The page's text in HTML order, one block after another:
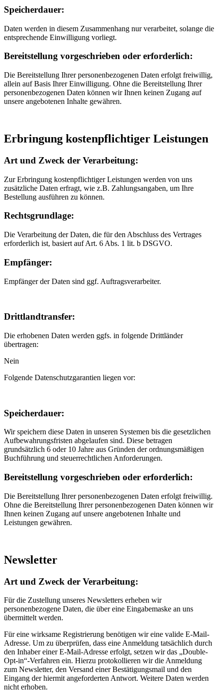
Speicherdauer:
Daten werden in diesem Zusammenhang nur verarbeitet, solange die
entsprechende Einwilligung vorliegt.
Bereitstellung vorgeschrieben oder erforderlich:
Die Bereitstellung Ihrer personenbezogenen Daten erfolgt freiwillig,
allein auf Basis Ihrer Einwilligung. Ohne die Bereitstellung Ihrer
personenbezogenen Daten können wir Ihnen keinen Zugang auf
unsere angebotenen Inhalte gewähren.
Erbringung kostenpflichtiger Leistungen
Art und Zweck der Verarbeitung:
Zur Erbringung kostenpflichtiger Leistungen werden von uns
zusätzliche Daten erfragt, wie z.B. Zahlungsangaben, um Ihre
Bestellung ausführen zu können.
Rechtsgrundlage:
Die Verarbeitung der Daten, die für den Abschluss des Vertrages
erforderlich ist, basiert auf Art. 6 Abs. 1 lit. b DSGVO.
Empfänger:
Empfänger der Daten sind ggf. Auftragsverarbeiter.
Drittlandtransfer:
Die erhobenen Daten werden ggfs. in folgende Drittländer
übertragen:
Nein
Folgende Datenschutzgarantien liegen vor:
Speicherdauer:
Wir speichern diese Daten in unseren Systemen bis die gesetzlichen
Aufbewahrungsfristen abgelaufen sind. Diese betragen
grundsätzlich 6 oder 10 Jahre aus Gründen der ordnungsmäßigen
Buchführung und steuerrechtlichen Anforderungen.
Bereitstellung vorgeschrieben oder erforderlich:
Die Bereitstellung Ihrer personenbezogenen Daten erfolgt freiwillig.
Ohne die Bereitstellung Ihrer personenbezogenen Daten können wir
Ihnen keinen Zugang auf unsere angebotenen Inhalte und
Leistungen gewähren.
Newsletter
Art und Zweck der Verarbeitung:
Für die Zustellung unseres Newsletters erheben wir
personenbezogene Daten, die über eine Eingabemaske an uns
übermittelt werden.
Für eine wirksame Registrierung benötigen wir eine valide E-Mail-
Adresse. Um zu überprüfen, dass eine Anmeldung tatsächlich durch
den Inhaber einer E-Mail-Adresse erfolgt, setzen wir das „Double-
Opt-in“-Verfahren ein. Hierzu protokollieren wir die Anmeldung
zum Newsletter, den Versand einer Bestätigungsmail und den
Eingang der hiermit angeforderten Antwort. Weitere Daten werden
nicht erhoben.